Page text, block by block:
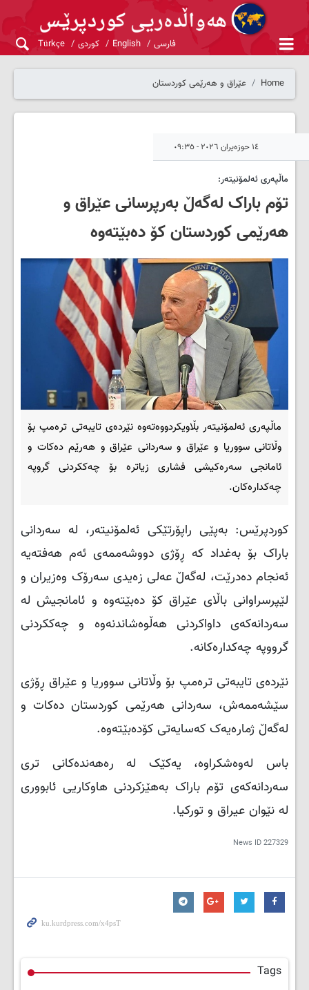
فارسی English کوردی Türkçe
Home عێراق و هەرێمی کوردستان
١٤ حوزەیران ٢٠٢٦ - ٠٩:٣٥
ماڵپەری ئەلمۆنیتەر:
تۆم باراک لەگەڵ بەرپرسانی عێراق و
هەرێمی کوردستان کۆ دەبێتەوە
ماڵپەری ئەلمۆنیتەر بڵاویکردووەتەوە نێردەی تایبەتی ترەمپ بۆ
وڵاتانی سووریا و عێراق و سەردانی عێراق و هەرێم دەکات و
ئامانجی سەرەکیشی فشاری زیاترە بۆ چەککردنی گروپە
چەکدارەکان.
کوردپرێس: بەپێی راپۆرتێکی ئەلمۆنیتەر، لە سەردانی
باراک بۆ بەغداد کە ڕۆژی دووشەممەی ئەم هەفتەیە
ئەنجام دەدرێت، لەگەڵ عەلی زەیدی سەرۆک وەزیران و
لێپرسراوانی باڵای عێراق کۆ دەبێتەوە و ئامانجیش لە
سەردانەکەی داواکردنی هەڵوەشاندنەوە و چەککردنی
گرووپە چەکدارەکانە.
نێردەی تایبەتی ترەمپ بۆ وڵاتانی سووریا و عێراق ڕۆژی
سێشەممەش، سەردانی هەرێمی کوردستان دەکات و
لەگەڵ ژمارەیەک کەسایەتی کۆدەبێتەوە.
باس لەوەشکراوە، یەکێک لە رەهەندەکانی تری
سەردانەکەی تۆم باراک بەهێزکردنی هاوکاریی ئابووری
لە نێوان عیراق و تورکیا.
News ID227329
Tags